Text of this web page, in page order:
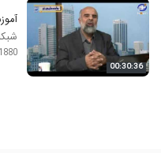
00:30:36
views